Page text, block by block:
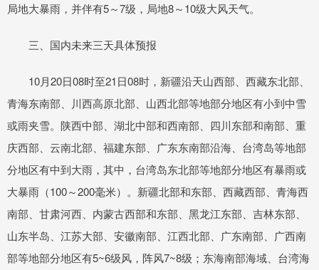
局地大暴雨，并伴有5～7级，局地8～10级大风天气。
三、国内未来三天具体预报
10月20日08时至21日08时，新疆沿天山西部、西藏东北部、
青海东南部、川西高原北部、山西北部等地部分地区有小到中雪
或雨夹雪。陕西中部、湖北中部和西南部、四川东部和南部、重
庆西部、云南北部、福建东部、广东东南部沿海、台湾岛等地部
分地区有中到大雨，其中，台湾岛东北部等地部分地区有暴雨或
大暴雨（100～200毫米）。新疆北部和东部、西藏西部、青海西
南部、甘肃河西、内蒙古西部和东部、黑龙江东部、吉林东部、
山东半岛、江苏大部、安徽南部、江西北部、广东南部、广西南
部等地部分地区有5~6级风，阵风7~8级；东海南部海域、台湾海